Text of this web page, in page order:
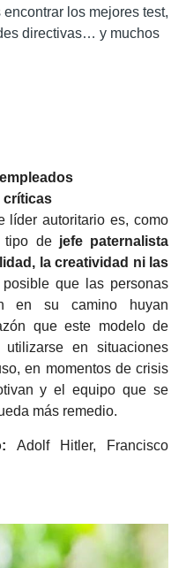
los mejores test,
directivas… y muchos
críticas
líder autoritario es, como
tipo dejefe paternalista
la creatividad ni las
que las personas
en su camino huyan
que este modelo de
utilizarse en situaciones
en momentos de crisis
y el equipo que se
más remedio.
Adolf Hitler, Francisco